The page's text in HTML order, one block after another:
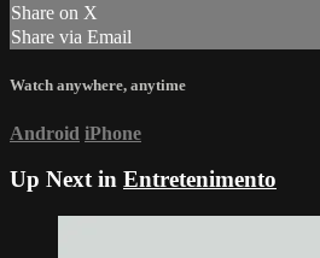
Share on X
Share via Email
Watch anywhere, anytime
Android iPhone
Up Next in Entretenimento